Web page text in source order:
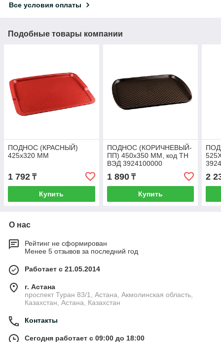
Все условия оплаты
Подобные товары компании
ПОДНОС (КРАСНЫЙ)
425х320 ММ
1 792 ₸
Купить
ПОДНОС (КОРИЧНЕВЫЙ-
ПП) 450х350 ММ, код ТН
ВЭД 3924100000
1 890₸
Купить
2
О нас
Рейтинг не сформирован
Менее 5 отзывов за последний год
Работает с 21.05.2014
г. Астана
проспект Туран 83/1, Астана, Акмолинская область,
Казахстан, Астана, Казахстан
Контакты
Сегодня работает с 09:00 до 18:00